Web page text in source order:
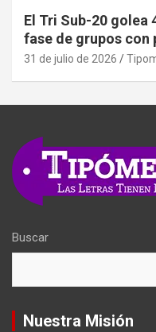
El Tri Sub-20 golea
fase de grupos con
31 de julio de 2026
Buscar
Nuestra Misión